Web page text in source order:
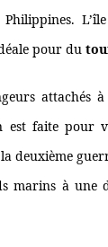
pour du
attachés
est faite pour
deuxième
marins à une